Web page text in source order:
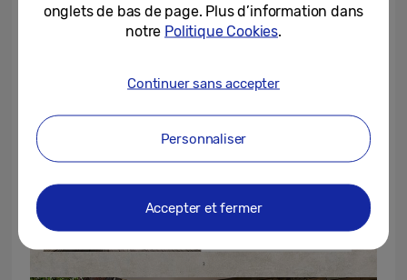
onglets de bas de page. Plus d’information dans
notre Politique Cookies.
Continuer sans accepter
Personnaliser
Accepter et fermer